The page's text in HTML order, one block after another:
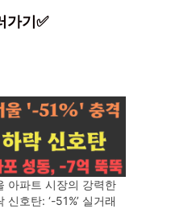
가기✅
아파트 시장의 강력한
신호탄: ‘-51%’ 실거래